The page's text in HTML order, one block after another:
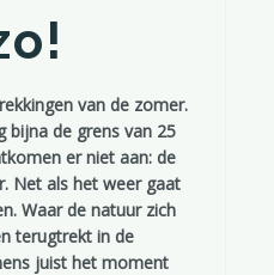
van de zomer.
de grens van 25
er niet aan: de
Net als het weer gaat
Waar de natuur zich
terugtrekt in de
juist het moment